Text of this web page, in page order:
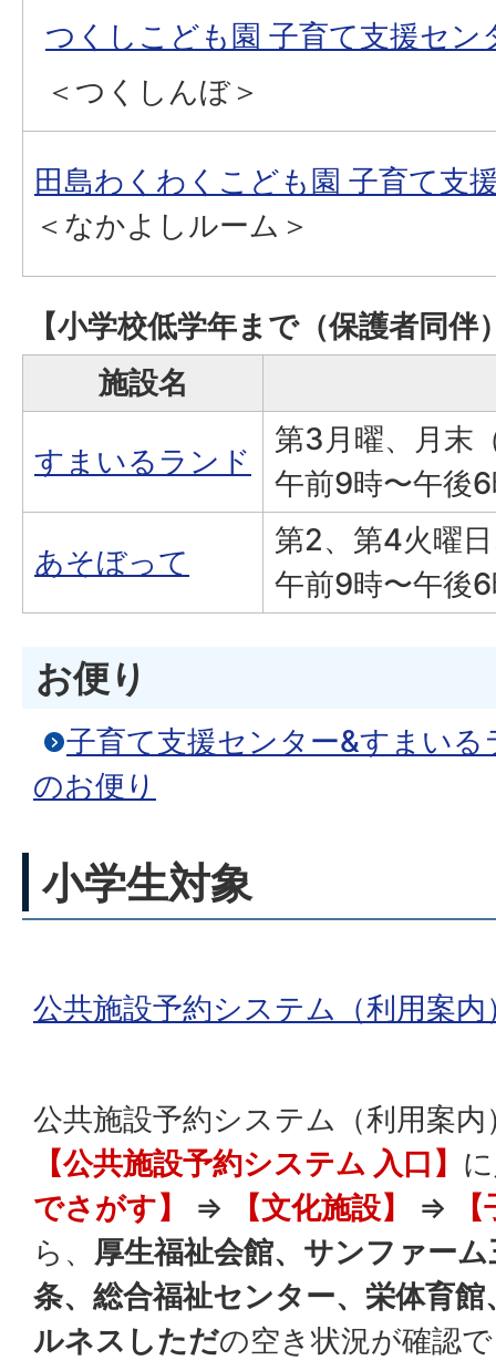
つくしこども園 子育て支援セン
＜つくしんぼ＞
田島わくわくこども園 子育て支
＜なかよしルーム＞
【小学校低学年まで（保護者同伴
施設名
すまいるランド
第3月曜、月末
午前9時〜午後
あそぼって
第2、第4火曜
午前9時〜午後
お便り
子育て支援センター&すまい
のお便り
小学生対象
公共施設予約システム（利用案内
公共施設予約システム（利用案
【公共施設予約システム 入口】
でさがす】
⇒ 【文化施設】 ⇒
ら、 厚生福祉会館、サンファー
条、総合福祉センター、栄体育
ルネスしただの空き状況が確認